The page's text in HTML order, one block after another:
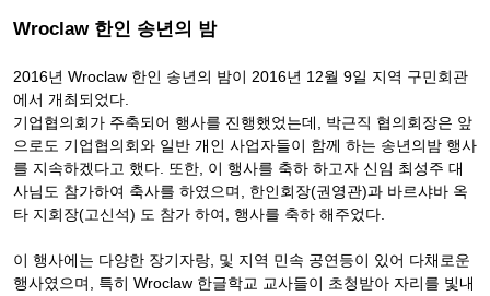
Wroclaw 한인 송년의 밤
2016년 Wroclaw 한인 송년의 밤이 2016년 12월 9일 지역 구민회관
에서 개최되었다.
기업협의회가 주축되어 행사를 진행했었는데, 박근직 협의회장은 앞
으로도 기업협의회와 일반 개인 사업자들이 함께 하는 송년의밤 행사
를 지속하겠다고 했다. 또한, 이 행사를 축하 하고자 신임 최성주 대
사님도 참가하여 축사를 하였으며, 한인회장(권영관)과 바르샤바 옥
타 지회장(고신석) 도 참가 하여, 행사를 축하 해주었다.
이 행사에는 다양한 장기자랑, 및 지역 민속 공연등이 있어 다채로운
행사였으며, 특히 Wroclaw 한글학교 교사들이 초청받아 자리를 빛내